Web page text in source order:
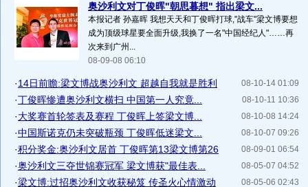
奥沙利文对丁俊晖"朝思暮想" 指出梁文...
本报记者 孙嘉晖 我想天天和丁俊晖打球,"战车"梁文博要想
成为顶级球星要全面升级,我换了一名"中国经纪人"……再
次来到广州...
08-09-08 06:10
08-10-14 01:09
·14日前瞻:梁文博战奥沙利文 超越自我就是胜利
08-10-11 10:36
·丁俊晖惨遭奥沙利文横扫 中国第一人究竟...
08-10-08 14:24
·大奖赛首轮签表及赛程 丁俊晖上签梁文博...
08-10-07 09:26
·中国斯诺克仍未突破瓶颈 丁俊晖低迷梁文...
08-09-01 06:54
·积分奖金:奥沙利文居首 丁俊晖第13梁文博第26
08-05-07 04:52
·奥沙利文三夺世锦赛冠军 梁文博获"最佳表...
08-05-06 02:43
·梁文博:过招奥沙利文收获秘笈 传圣火心情激动